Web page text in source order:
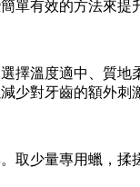
有效的方法來提
溫度適中、質地
少對牙齒的額外刺
少量專用蠟，揉